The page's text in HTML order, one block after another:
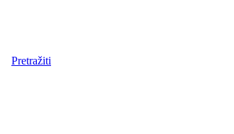
Pretražiti